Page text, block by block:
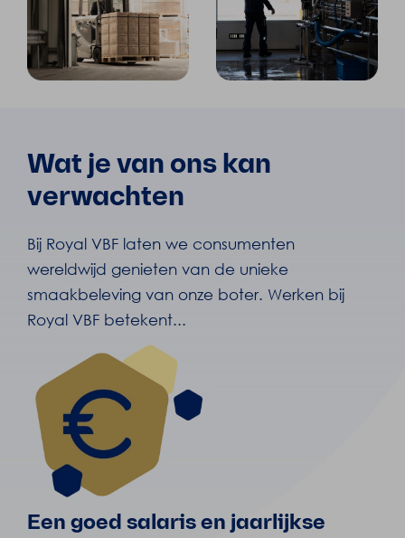
Wat je van ons kan
verwachten
Bij Royal VBF laten we consumenten
wereldwijd genieten van de unieke
smaakbeleving van onze boter. Werken bij
Royal VBF betekent...
Een goed salaris en jaarlijkse